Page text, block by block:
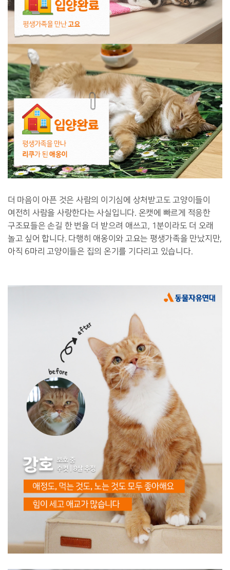
더 마음이 아픈 것은 사람의 이기심에 상처받고도 고양이들이
여전히 사람을 사랑한다는 사실입니다. 온캣에 빠르게 적응한
구조묘들은 손길 한 번을 더 받으려 애쓰고, 1분이라도 더 오래
놀고 싶어 합니다. 다행히 애옹이와 고요는 평생가족을 만났지만,
아직 6마리 고양이들은 집의 온기를 기다리고 있습니다.